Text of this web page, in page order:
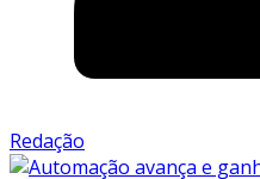
Redação